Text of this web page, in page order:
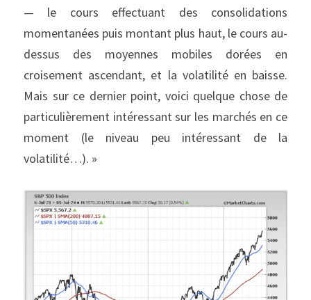
— le cours effectuant des consolidations
momentanées puis montant plus haut, le cours au-
dessus des moyennes mobiles dorées en
croisement ascendant, et la volatilité en baisse.
Mais sur ce dernier point, voici quelque chose de
particulièrement intéressant sur les marchés en ce
moment (le niveau peu intéressant de la
volatilité…). »